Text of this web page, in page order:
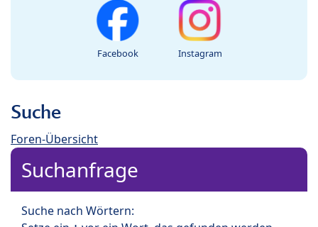
Facebook Instagram
Suche
Foren-Übersicht
Suchanfrage
Suche nach Wörtern: